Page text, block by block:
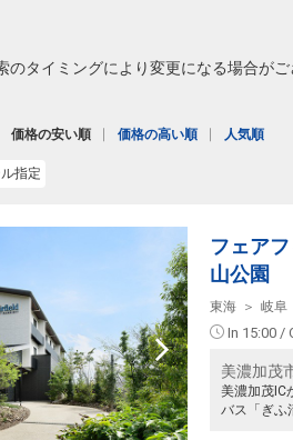
タイミングにより変更になる場合が
指定
価格の安い順 価格の高い順 人気順
フェア
山公園
東海 岐阜
In 15:00 /
美濃加茂
美濃加茂IC
バス「ぎふ